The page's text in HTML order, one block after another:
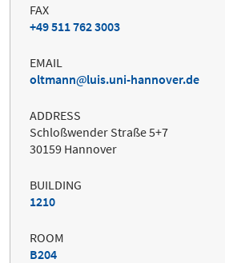
FAX
+49 511 762 3003
EMAIL
oltmann
luis.uni-hannover.de
ADDRESS
Schloßwender Straße 5+7
30159 Hannover
BUILDING
1210
ROOM
B204